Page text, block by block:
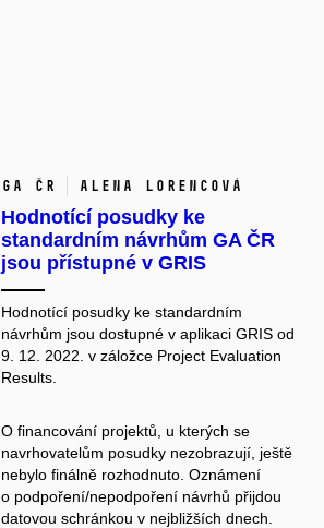
GA ČR Alena Lorencová
Hodnotící posudky ke
standardním návrhům GA ČR
jsou přístupné v GRIS
Hodnotící posudky ke standardním
návrhům jsou dostupné v aplikaci GRIS od
9. 12. 2022. v záložce Project Evaluation
Results.
O financování projektů, u kterých se
navrhovatelům posudky nezobrazují, ještě
nebylo finálně rozhodnuto. Oznámení
o podpoření/nepodpoření návrhů přijdou
datovou schránkou v nejbližších dnech.